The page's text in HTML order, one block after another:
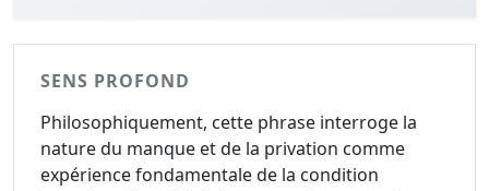
SENS PROFOND
Philosophiquement, cette phrase interroge la
nature du manque et de la privation comme
expérience fondamentale de la condition